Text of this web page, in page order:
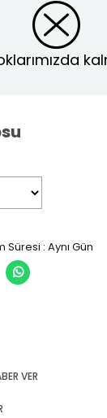
Süresi : Aynı Gün
VER